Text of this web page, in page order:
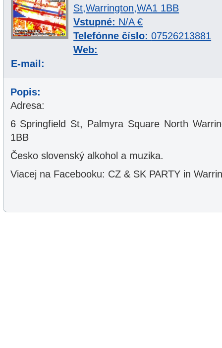
St,Warrington,WA1 1BB
Vstupné: N/A €
Telefónne číslo:07526213881
Web:
E-mail:
Popis:
Adresa:
6 Springfield St, Palmyra Square North
1BB
Česko slovenský alkohol a muzika.
Viacej na Facebooku: CZ & SK PARTY in